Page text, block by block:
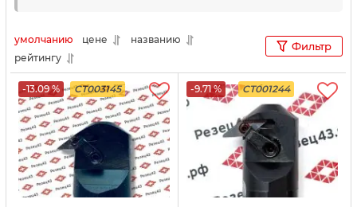
умолчанию цене
названию
рейтингу
Фильтр
-13.09 % CT003145 -9.71 % CT001244